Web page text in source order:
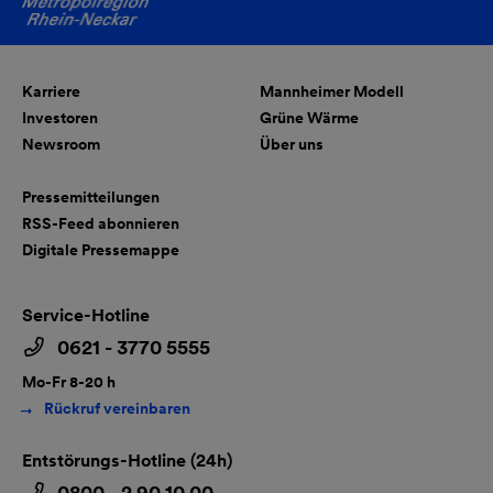
Karriere
Investoren
Newsroom
Mannheimer Modell
Grüne Wärme
Über uns
Pressemitteilungen
RSS-Feed abonnieren
Digitale Pressemappe
Service-Hotline
0621 - 3770 5555
Mo-Fr 8-20 h
Rückruf vereinbaren
Entstörungs-Hotline (24h)